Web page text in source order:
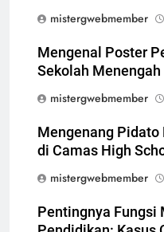
mistergwebmember
Mengenal Poster
Sekolah Menengah
mistergwebmember
Mengenang Pidato
di Camas High
mistergwebmember
Pentingnya Fungsi